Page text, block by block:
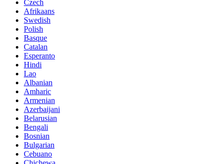
Czech
Afrikaans
Swedish
Polish
Basque
Catalan
Esperanto
Hindi
Lao
Albanian
Amharic
Armenian
Azerbaijani
Belarusian
Bengali
Bosnian
Bulgarian
Cebuano